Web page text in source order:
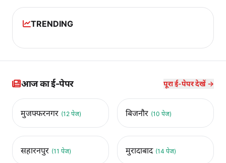
TRENDING
आज का ई-पेपर पूरा ई-पेपर देखें →
मुजफ्फरनगर (12 पेज) बिजनौर (10 पेज)
सहारनपुर (11 पेज) मुरादाबाद (14 पेज)